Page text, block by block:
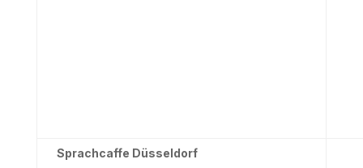
Sprachcaffe Düsseldorf